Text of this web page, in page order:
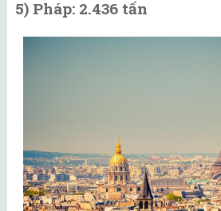
5) Pháp: 2.436 tấn